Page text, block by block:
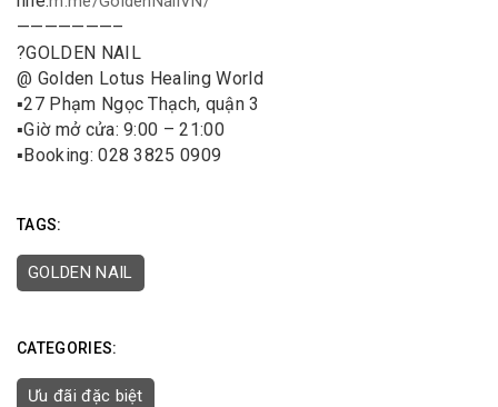
———————–
?GOLDEN NAIL
@ Golden Lotus Healing World
▪️27 Phạm Ngọc Thạch, quận 3
▪️Giờ mở cửa: 9:00 – 21:00
▪️Booking: 028 3825 0909
TAGS:
GOLDEN NAIL
CATEGORIES:
Ưu đãi đặc biệt